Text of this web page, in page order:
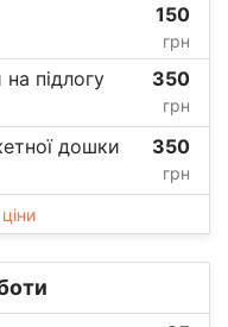
150
грн
підлогу
350
грн
дошки
350
грн